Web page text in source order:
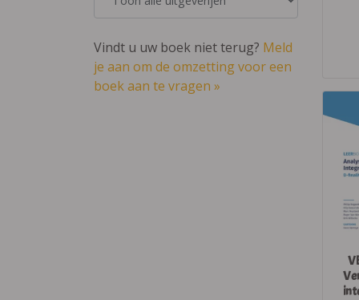
Vindt u uw boek niet terug? Meld
je aan om de omzetting voor een
boek aan te vragen »